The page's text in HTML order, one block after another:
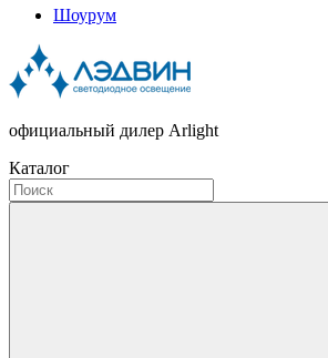
Шоурум
официальный дилер Arlight
Каталог